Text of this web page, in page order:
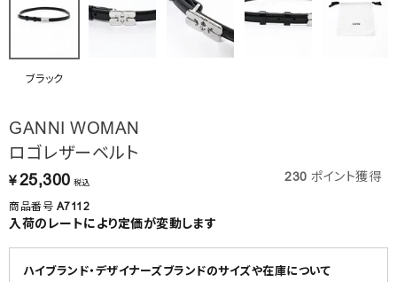
お問い合わせ
ブラック
GANNI WOMAN
ロゴレザーベルト
¥ 25,300 税込 230 ポイント獲得
商品番号 A7112
入荷のレートにより定価が変動します
ハイブランド・デザイナーズブランドのサイズや在庫について